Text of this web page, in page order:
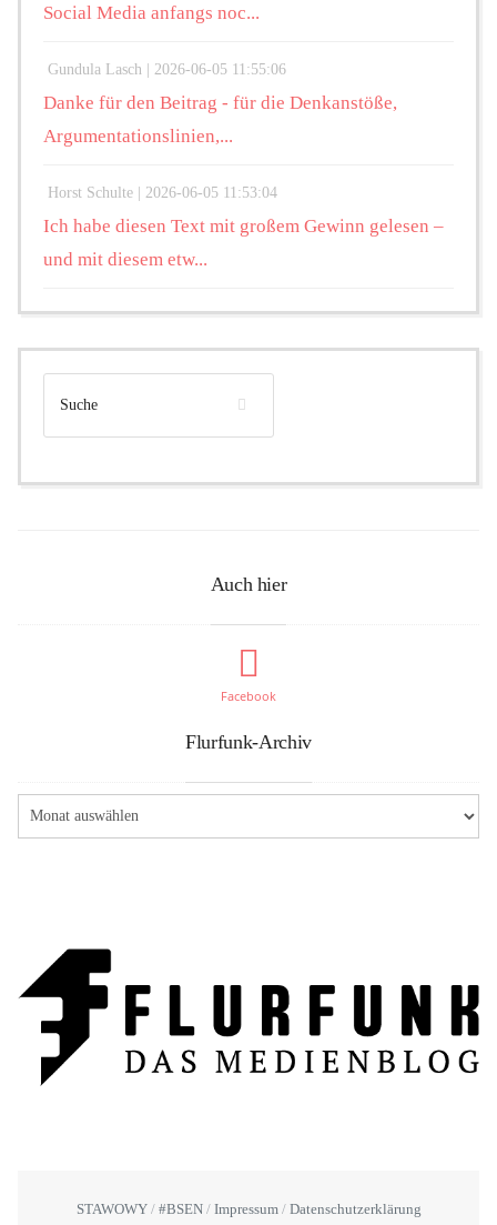
Social Media anfangs noc...
Gundula Lasch | 2026-06-05 11:55:06
Danke für den Beitrag - für die Denkanstöße,
Argumentationslinien,...
Horst Schulte | 2026-06-05 11:53:04
Ich habe diesen Text mit großem Gewinn gelesen –
und mit diesem etw...
Auch hier
Facebook
Flurfunk-Archiv
STAWOWY #BSEN Impressum
Datenschutzerklärung